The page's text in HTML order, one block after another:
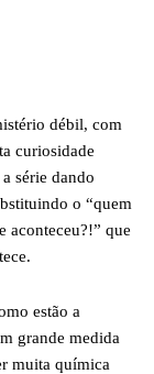
débil, com
curiosidade
série dando
o “quem
aconteceu?!” que
estão a
grande medida
muita química